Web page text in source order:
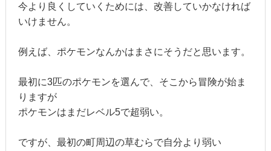
今より良くしていくためには、改善していかなければ
いけません。
例えば、ポケモンなんかはまさにそうだと思います。
最初に3匹のポケモンを選んで、そこから冒険が始ま
りますが
ポケモンはまだレベル5で超弱い。
ですが、最初の町周辺の草むらで自分より弱い